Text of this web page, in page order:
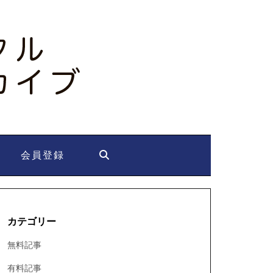
会員登録
カテゴリー
無料記事
有料記事